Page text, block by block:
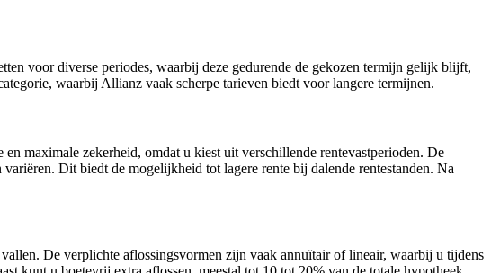
voor diverse periodes, waarbij deze gedurende de gekozen termijn gelijk blijft,
waarbij Allianz vaak scherpe tarieven biedt voor langere termijnen.
maximale zekerheid, omdat u kiest uit verschillende rentevastperioden. De
Dit biedt de mogelijkheid tot lagere rente bij dalende rentestanden. Na
De verplichte aflossingsvormen zijn vaak annuïtair of lineair, waarbij u tijdens